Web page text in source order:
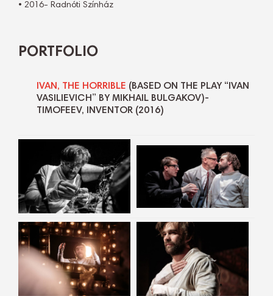
• 2016- Radnóti Színház
PORTFOLIO
IVAN, THE HORRIBLE (BASED ON THE PLAY “IVAN
VASILIEVICH” BY MIKHAIL BULGAKOV)-
TIMOFEEV, INVENTOR (2016)